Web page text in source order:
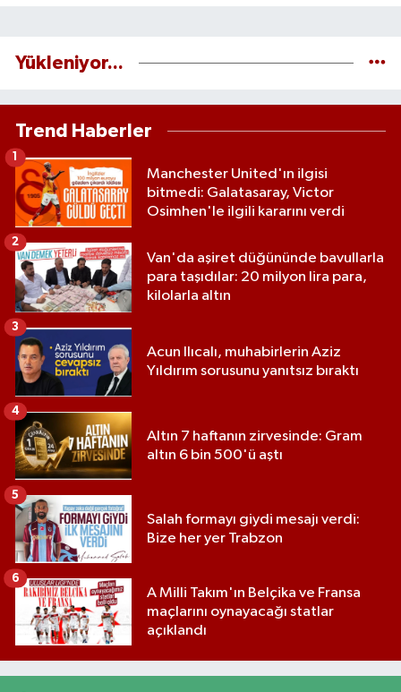
Yükleniyor...
Trend Haberler
Manchester United'ın ilgisi
bitmedi: Galatasaray, Victor
Osimhen'le ilgili kararını verdi
Van'da aşiret düğününde bavullarla
para taşıdılar: 20 milyon lira para,
kilolarla altın
2
Acun Ilıcalı, muhabirlerin Aziz
Yıldırım sorusunu yanıtsız bıraktı
3
Altın 7 haftanın zirvesinde: Gram
altın 6 bin 500'ü aştı
4
Salah formayı giydi mesajı verdi:
Bize her yer Trabzon
5
A Milli Takım'ın Belçika ve Fransa
maçlarını oynayacağı statlar
açıklandı
6